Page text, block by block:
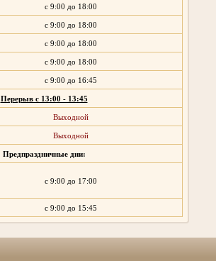
с 9:00 до 18:00
с 9:00 до 18:00
с 9:00 до 18:00
с 9:00 до 18:00
с 9:00 до 16:45
Перерыв с 13:00 - 13:45
Выходной
Выходной
Предпраздничные дни:
с 9:00 до 17:00
с 9:00 до 15:45